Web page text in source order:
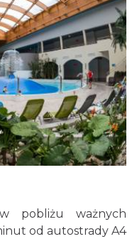
pobliżu ważnych
od autostrady A4